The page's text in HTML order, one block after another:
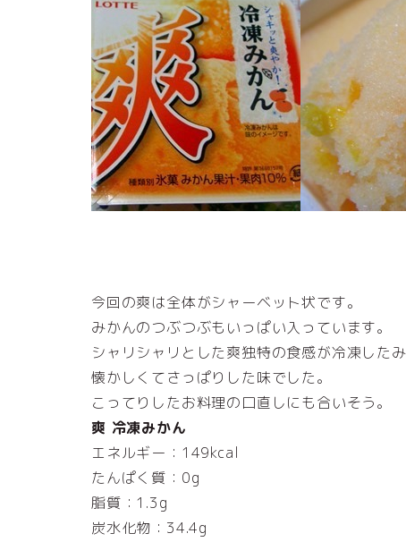
今回の爽は全体がシャーベット状です。
みかんのつぶつぶもいっぱい入っています。
シャリシャリとした爽独特の食感が冷凍した
懐かしくてさっぱりした味でした。
こってりしたお料理の口直しにも合いそう。
爽 冷凍みかん
エネルギー：149kcal
たんぱく質：0g
脂質：1.3g
炭水化物：34.4g